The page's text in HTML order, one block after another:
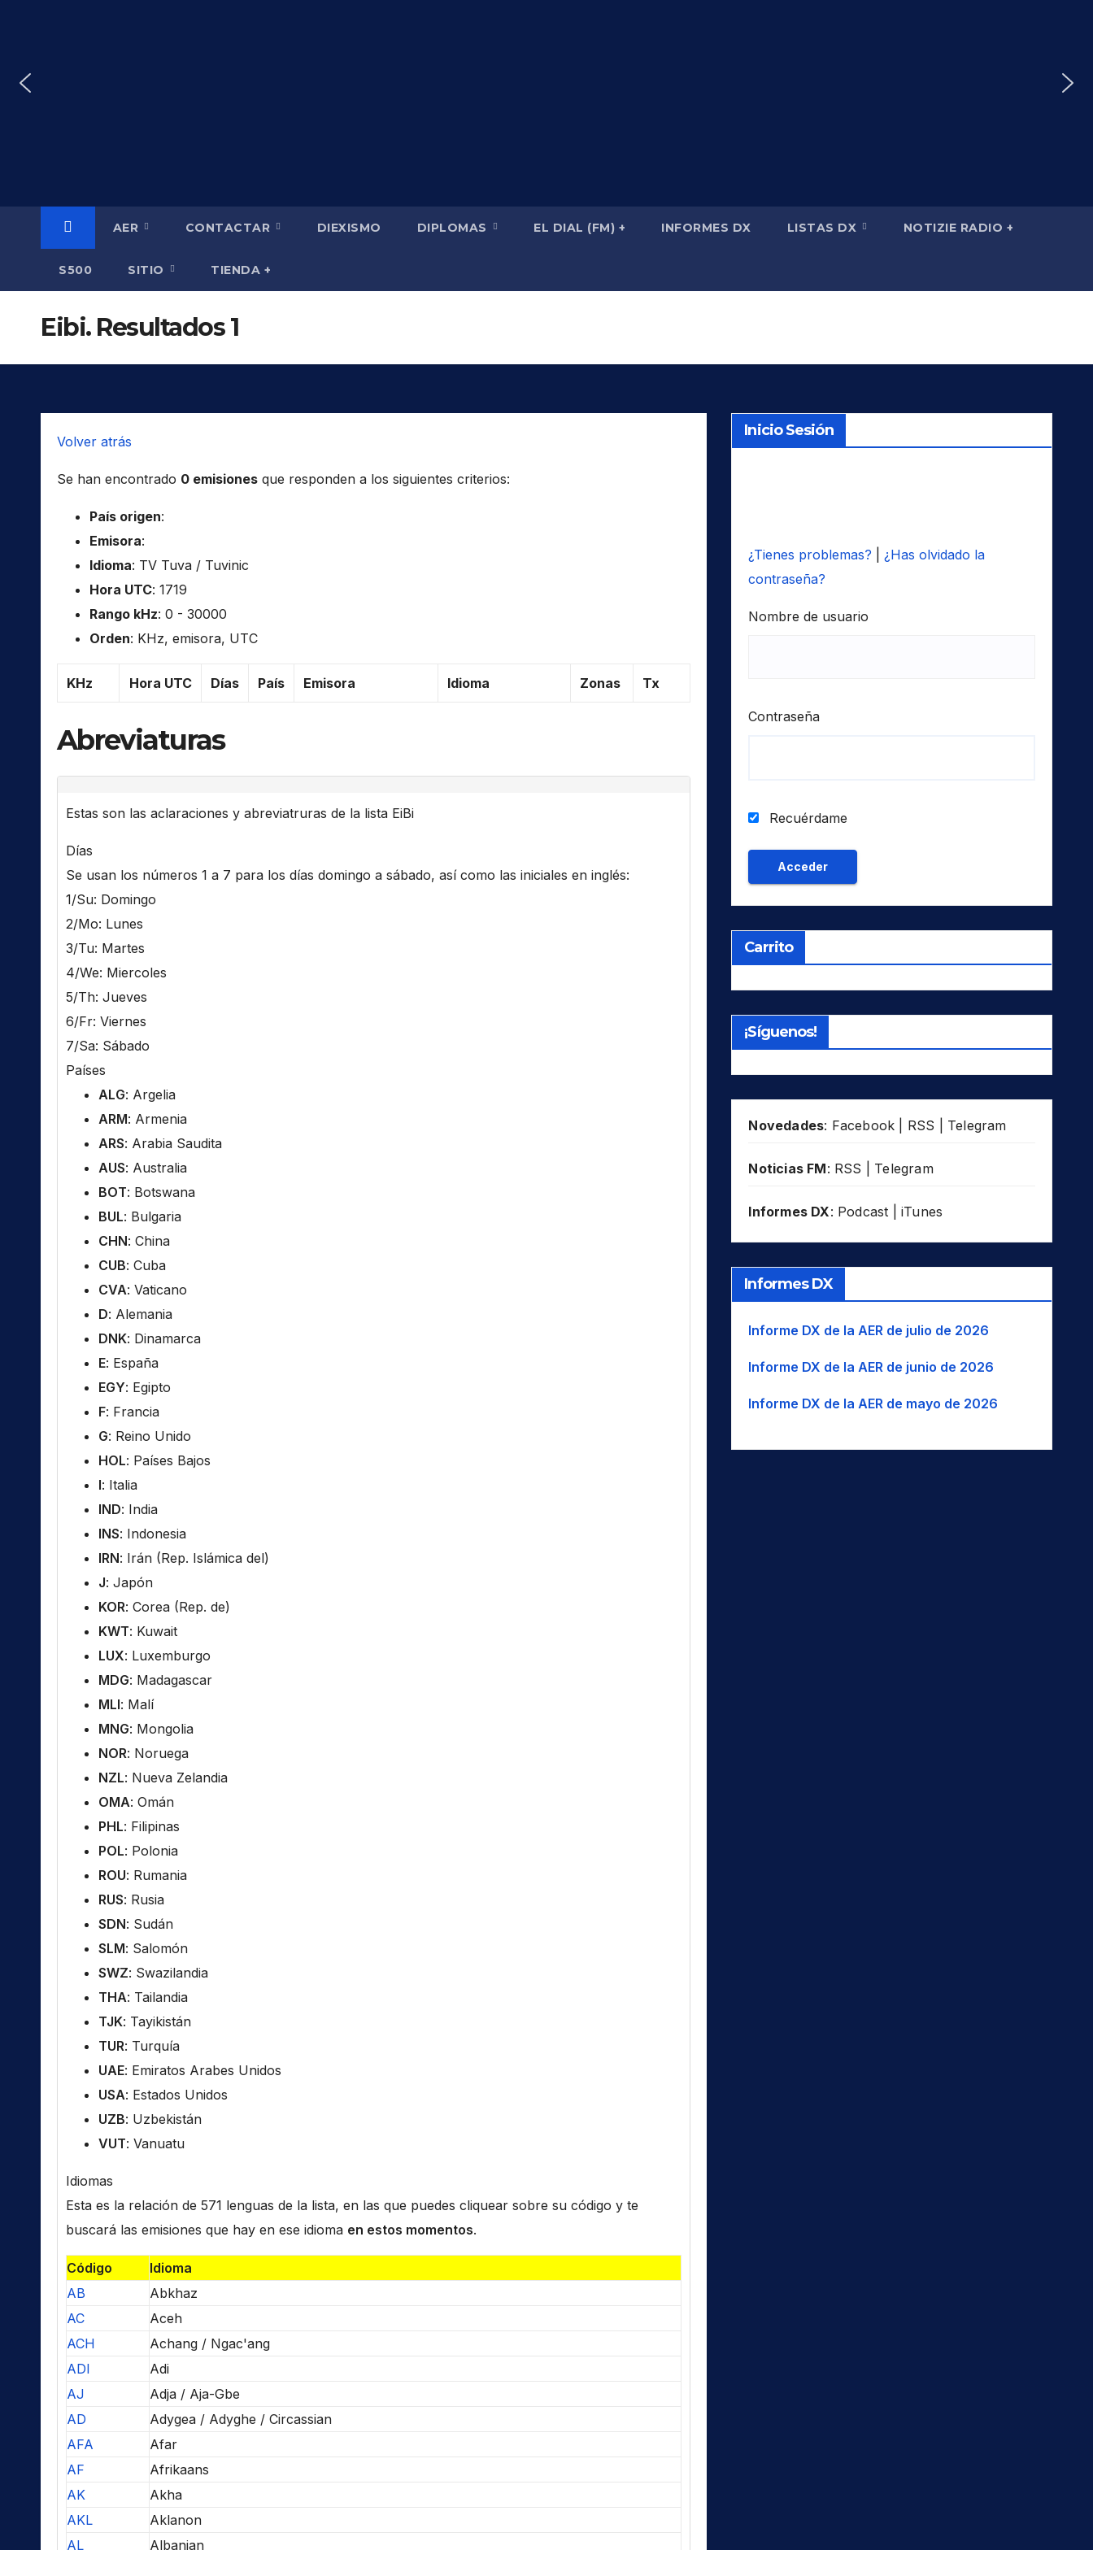
AER CONTACTAR DIEXISMO DIPLOMAS EL DIAL (FM) + INFORMES DX LISTAS DX NOTIZIE RADIO +
S500 SITIO TIENDA +
Eibi. Resultados 1
Volver atrás
Se han encontrado 0 emisiones que responden a los siguientes criterios:
País origen:
Emisora:
Idioma: TV Tuva / Tuvinic
Hora UTC: 1719
Rango kHz: 0 - 30000
Orden: KHz, emisora, UTC
KHz Hora UTC Días País Emisora Idioma Zonas Tx
Abreviaturas
Estas son las aclaraciones y abreviatruras de la lista EiBi
Días
Se usan los números 1 a 7 para los días domingo a sábado, así como las iniciales en inglés:
1/Su: Domingo
2/Mo: Lunes
3/Tu: Martes
4/We: Miercoles
5/Th: Jueves
6/Fr: Viernes
7/Sa: Sábado
Países
ALG: Argelia
ARM: Armenia
ARS: Arabia Saudita
AUS: Australia
BOT: Botswana
BUL: Bulgaria
CHN: China
CUB: Cuba
CVA: Vaticano
D: Alemania
DNK: Dinamarca
E: España
EGY: Egipto
F: Francia
G: Reino Unido
HOL: Países Bajos
I: Italia
IND: India
INS: Indonesia
IRN: Irán (Rep. Islámica del)
J: Japón
KOR: Corea (Rep. de)
KWT: Kuwait
LUX: Luxemburgo
MDG: Madagascar
MLI: Malí
MNG: Mongolia
NOR: Noruega
NZL: Nueva Zelandia
OMA: Omán
PHL: Filipinas
POL: Polonia
ROU: Rumania
RUS: Rusia
SDN: Sudán
SLM: Salomón
SWZ: Swazilandia
THA: Tailandia
TJK: Tayikistán
TUR: Turquía
UAE: Emiratos Arabes Unidos
USA: Estados Unidos
UZB: Uzbekistán
VUT: Vanuatu
Idiomas
Esta es la relación de 571 lenguas de la lista, en las que puedes cliquear sobre su código y te
buscará las emisiones que hay en ese idioma en estos momentos.
Código
Idioma
AB
Abkhaz
AC
Aceh
ACH
Achang / Ngac'ang
ADI
Adi
AJ
Adja / Aja-Gbe
AD
Adygea / Adyghe / Circassian
AFA
Afar
AF
Afrikaans
AK
Akha
AKL
Aklanon
AL
Albanian
Inicio Sesión
¿Tienes problemas?
¿Has olvidado la
contraseña?
Nombre de usuario
Contraseña
Recuérdame
Carrito
¡Síguenos!
Novedades: Facebook RSS Telegram
Noticias FM: RSS Telegram
Informes DX: Podcast iTunes
Informes DX
Informe DX de la AER de julio de 2026
Informe DX de la AER de junio de 2026
Informe DX de la AER de mayo de 2026